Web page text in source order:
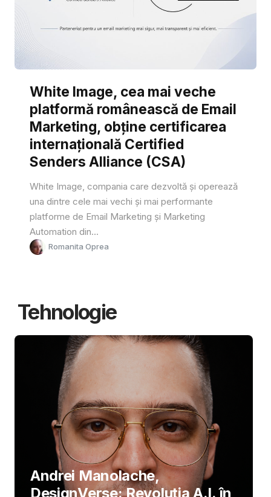
White Image, cea mai veche
platformă românească de Email
Marketing, obține certificarea
internațională Certified
Senders Alliance (CSA)
White Image, compania care dezvoltă și operează
una dintre cele mai vechi și mai performante
platforme de Email Marketing și Marketing
Automation din...
Romanita Oprea
Tehnologie
Andrei Manolache,
DesignVerse: Revoluția A.I. în